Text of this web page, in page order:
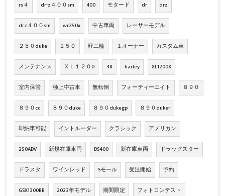
rs４ dr-z４００sm 400 モタード dr drz
drz４００sm wr250x 中古車両 レーサーモデル
２５０duke ２５０ 軽二輪 １オーナー カスタム車
メンテナンス ＸＬ１２０0 48 harley XL1200X
室内保管 極上中古車 無転倒 フォーティーエイト ８９０
８９０cc ８９０duke ８９０dukegp ８９０duker
即納車可能 イントルーダー クラシック アメリカン
250ADV 新規在庫車両 DS400 新在庫車両 ドラッグスター
ドラスタ ワインレッド Sモール 受注開始 予約
GSX1300RR 2023年モデル 期間限定 フォトコンテスト